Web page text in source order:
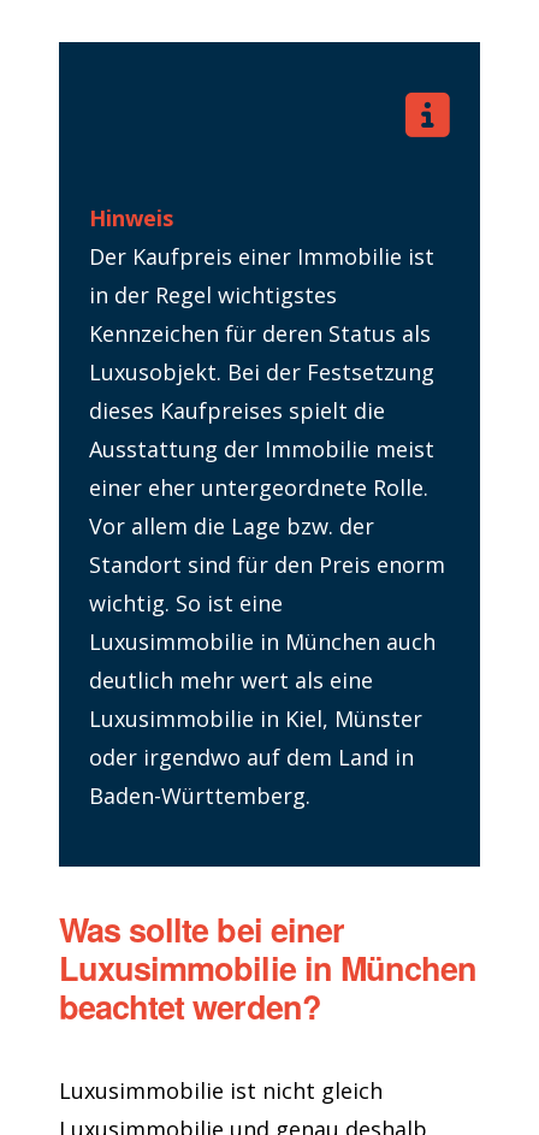
Hinweis
Der Kaufpreis einer Immobilie ist
in der Regel wichtigstes
Kennzeichen für deren Status als
Luxusobjekt. Bei der Festsetzung
dieses Kaufpreises spielt die
Ausstattung der Immobilie meist
einer eher untergeordnete Rolle.
Vor allem die Lage bzw. der
Standort sind für den Preis enorm
wichtig. So ist eine
Luxusimmobilie in München auch
deutlich mehr wert als eine
Luxusimmobilie in Kiel, Münster
oder irgendwo auf dem Land in
Baden-Württemberg.
Was sollte bei einer
Luxusimmobilie in München
beachtet werden?
Luxusimmobilie ist nicht gleich
Luxusimmobilie und genau deshalb